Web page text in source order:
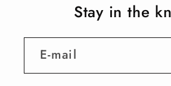
Stay in the
E-mail